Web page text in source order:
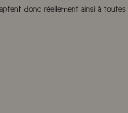
donc réellement ainsi à